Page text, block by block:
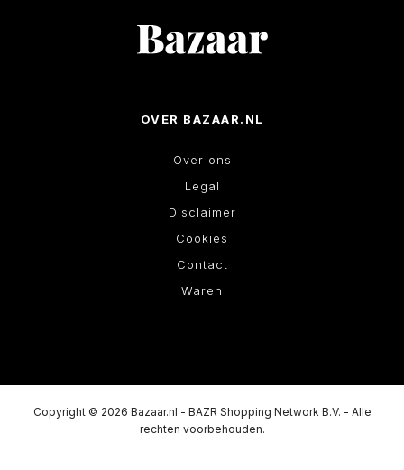
OVER BAZAAR.NL
Over ons
Legal
Disclaimer
Cookies
Contact
Waren
Copyright © 2026 Bazaar.nl - BAZR Shopping Network B.V. - Alle
rechten voorbehouden.